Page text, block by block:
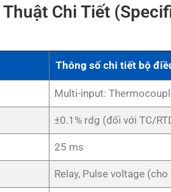
Chi Tiết
Thông số chi tiết bộ
Multi-input:
±0.1% rdg (đối với TC/
25 ms
Relay, Pulse voltage